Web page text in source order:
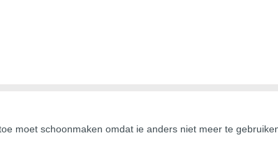
moet schoonmaken omdat ie anders niet meer te